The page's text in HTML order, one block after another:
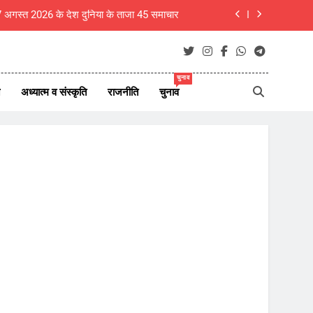
अगस्त 2026 के देश दुनिया के ताजा 45 समाचार
की पत्नी संगीता ने वापस ली तलाक की अर्जी
ही राष्ट्र का असली निर्माता- रचना गुप्ता
अध्यात्म व संस्कृति राजनीति चुनाव
चुनाव